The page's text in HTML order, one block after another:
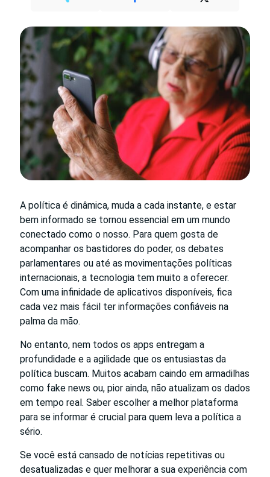
A política é dinâmica, muda a cada instante, e estar
bem informado se tornou essencial em um mundo
conectado como o nosso. Para quem gosta de
acompanhar os bastidores do poder, os debates
parlamentares ou até as movimentações políticas
internacionais, a tecnologia tem muito a oferecer.
Com uma infinidade de aplicativos disponíveis, fica
cada vez mais fácil ter informações confiáveis na
palma da mão.
No entanto, nem todos os apps entregam a
profundidade e a agilidade que os entusiastas da
política buscam. Muitos acabam caindo em armadilhas
como fake news ou, pior ainda, não atualizam os dados
em tempo real. Saber escolher a melhor plataforma
para se informar é crucial para quem leva a política a
sério.
Se você está cansado de notícias repetitivas ou
desatualizadas e quer melhorar a sua experiência com